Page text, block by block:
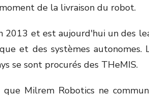
de la livraison du robot.
2013 et est aujourd'hui un des
et des systèmes autonomes.
se sont procurés des THeMIS.
Milrem Robotics ne